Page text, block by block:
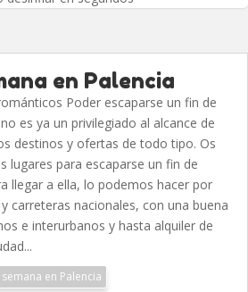
en Palencia
Poder escaparse un fin de
es ya un privilegiado al alcance de
destinos y ofertas de todo tipo. Os
lugares para escaparse un fin de
llegar a ella, lo podemos hacer por
carreteras nacionales, con una buena
e interurbanos y hasta alquiler de
en Palencia